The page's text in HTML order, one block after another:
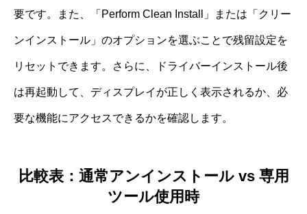
要です。また、「Perform Clean Install」または「クリー
ンインストール」のオプションを選ぶことで残留設定を
リセットできます。さらに、ドライバーインストール後
は再起動して、ディスプレイが正しく表示されるか、必
要な機能にアクセスできるかを確認します。
比較表：通常アンインストール vs 専用
ツール使用時